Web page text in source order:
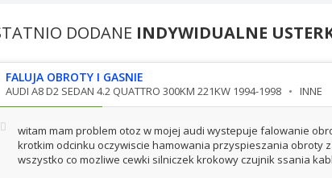
DODANE INDYWIDUALNE
FALUJA OBROTY I GASNIE
AUDI A8 D2 SEDAN 4.2 QUATTRO 300KM 221KW 1994-1998 INNE
witam mam problem otoz w mojej audi wystepuje falowanie
krotkim odcinku oczywiscie hamowania przyspieszania obroty
wszystko co mozliwe cewki silniczek krokowy czujnik ssania